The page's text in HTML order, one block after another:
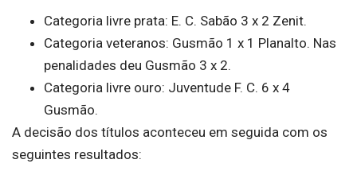
Categoria livre prata: E. C. Sabão 3 x 2 Zenit.
Categoria veteranos: Gusmão 1 x 1 Planalto. Nas
penalidades deu Gusmão 3 x 2.
Categoria livre ouro: Juventude F. C. 6 x 4
Gusmão.
A decisão dos títulos aconteceu em seguida com os
seguintes resultados: